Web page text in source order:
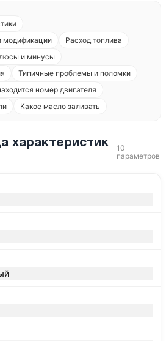
модификации
Расход топлива
и минусы
Типичные проблемы и поломки
номер двигателя
Какое масло заливать
характеристик
10
параметров